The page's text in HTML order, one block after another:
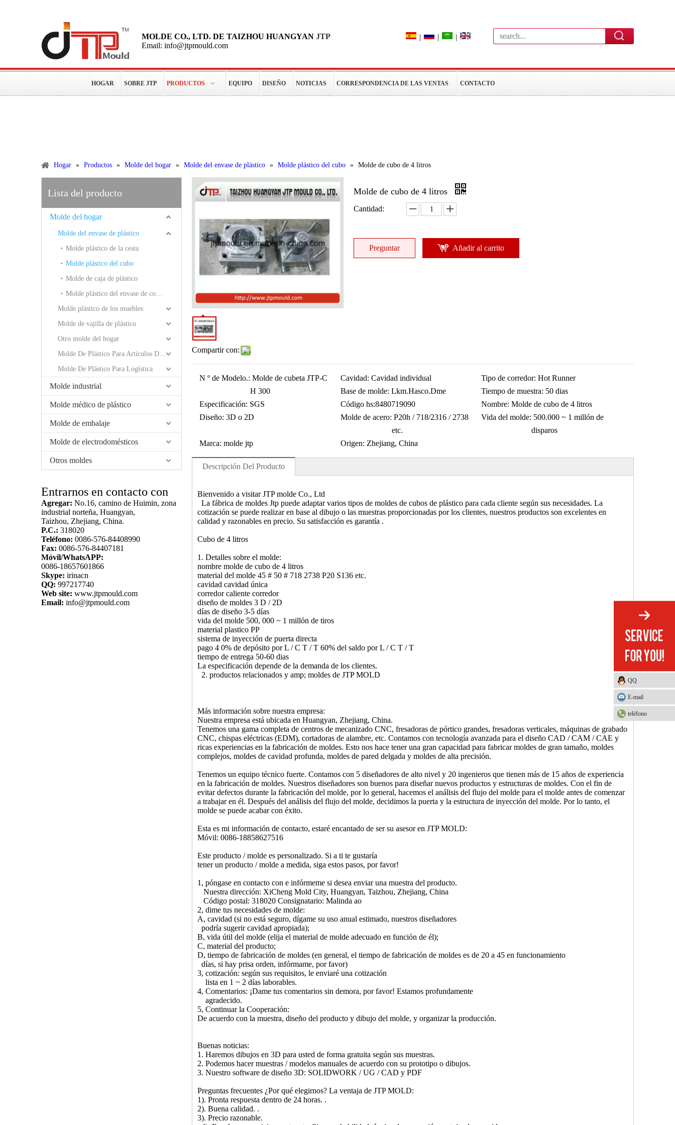
MOLDE CO., LTD. DE TAIZHOU HUANGYAN JTP
Email: info@jtpmould.com
| | |
HOGAR SOBRE JTP PRODUCTOS EQUIPO DISEÑO NOTICIAS CORRESPONDENCIA DE LAS VENTAS CONTACTO
Hogar » Productos » Molde del hogar » Molde del envase de plástico » Molde plástico del cubo » Molde de cubo de 4 litros
Lista del producto
Molde del hogar
Molde del envase de plástico
Molde plástico de la cesta
Molde plástico del cubo
Molde de caja de plástico
Molde plástico del envase de comida
Molde plástico de los muebles
Molde de vajilla de plástico
Otro molde del hogar
Molde De Plástico Para Artículos De Baño
Molde De Plástico Para Logística
Molde industrial
Molde médico de plástico
Molde de embalaje
Molde de electrodomésticos
Otros moldes
Entrarnos en contacto con
Agregar: No.16, camino de Huimin, zona
industrial norteña, Huangyan,
Taizhou, Zhejiang, China.
P.C.: 318020
Teléfono: 0086-576-84408990
Fax: 0086-576-84407181
Móvil/WhatsAPP:
0086-18657601866
Skype: irinacn
QQ: 997217740
Web site: www.jtpmould.com
Email: info@jtpmould.com
Compartir con:
Molde de cubo de 4 litros
Cantidad:
Preguntar Añadir al carrito
N º de Modelo.: Molde de cubeta JTP-C
H 300
Cavidad: Cavidad individual Tipo de corredor: Hot Runner
Base de molde: Lkm.Hasco.Dme Tiempo de muestra: 50 dias
Especificación: SGS Código hs:8480719090 Nombre: Molde de cubo de 4 litros
Diseño: 3D o 2D Molde de acero: P20h / 718/2316 / 2738
etc.
Vida del molde: 500.000 ~ 1 millón de
disparos
Marca: molde jtp Origen: Zhejiang, China
Descripción Del Producto
Bienvenido a visitar JTP molde Co., Ltd
La fábrica de moldes Jtp puede adaptar varios tipos de moldes de cubos de plástico para cada cliente según sus necesidades. La
cotización se puede realizar en base al dibujo o las muestras proporcionadas por los clientes, nuestros productos son excelentes en
calidad y razonables en precio. Su satisfacción es garantía .
Cubo de 4 litros
1. Detalles sobre el molde:
nombre molde de cubo de 4 litros
material del molde 45 # 50 # 718 2738 P20 S136 etc.
cavidad cavidad única
corredor caliente corredor
diseño de moldes 3 D / 2D
días de diseño 3-5 días
vida del molde 500, 000 ~ 1 millón de tiros
material plastico PP
sistema de inyección de puerta directa
pago 4 0% de depósito por L / C T / T 60% del saldo por L / C T / T
tiempo de entrega 50-60 dias
La especificación depende de la demanda de los clientes.
2. productos relacionados y amp; moldes de JTP MOLD
Más información sobre nuestra empresa:
Nuestra empresa está ubicada en Huangyan, Zhejiang, China.
Tenemos una gama completa de centros de mecanizado CNC, fresadoras de pórtico grandes, fresadoras verticales, máquinas de grabado
CNC, chispas eléctricas (EDM), cortadoras de alambre, etc. Contamos con tecnología avanzada para el diseño CAD / CAM / CAE y
ricas experiencias en la fabricación de moldes. Esto nos hace tener una gran capacidad para fabricar moldes de gran tamaño, moldes
complejos, moldes de cavidad profunda, moldes de pared delgada y moldes de alta precisión.
Tenemos un equipo técnico fuerte. Contamos con 5 diseñadores de alto nivel y 20 ingenieros que tienen más de 15 años de experiencia
en la fabricación de moldes. Nuestros diseñadores son buenos para diseñar nuevos productos y estructuras de moldes. Con el fin de
evitar defectos durante la fabricación del molde, por lo general, hacemos el análisis del flujo del molde para el molde antes de comenzar
a trabajar en él. Después del análisis del flujo del molde, decidimos la puerta y la estructura de inyección del molde. Por lo tanto, el
molde se puede acabar con éxito.
Esta es mi información de contacto, estaré encantado de ser su asesor en JTP MOLD:
Móvil: 0086-18858627516
Este producto / molde es personalizado. Si a ti te gustaría
tener un producto / molde a medida, siga estos pasos, por favor!
1, póngase en contacto con e infórmeme si desea enviar una muestra del producto.
Nuestra dirección: XiCheng Mold City, Huangyan, Taizhou, Zhejiang, China
Código postal: 318020 Consignatario: Malinda ao
2, dime tus necesidades de molde:
A, cavidad (si no está seguro, dígame su uso anual estimado, nuestros diseñadores
podría sugerir cavidad apropiada);
B, vida útil del molde (elija el material de molde adecuado en función de él);
C, material del producto;
D, tiempo de fabricación de moldes (en general, el tiempo de fabricación de moldes es de 20 a 45 en funcionamiento
días, si hay prisa orden, infórmame, por favor)
3, cotización: según sus requisitos, le enviaré una cotización
lista en 1 ~ 2 días laborables.
4, Comentarios: ¡Dame tus comentarios sin demora, por favor! Estamos profundamente
agradecido.
5, Continuar la Cooperación:
De acuerdo con la muestra, diseño del producto y dibujo del molde, y organizar la producción.
Buenas noticias:
1. Haremos dibujos en 3D para usted de forma gratuita según sus muestras.
2. Podemos hacer muestras / modelos manuales de acuerdo con su prototipo o dibujos.
3. Nuestro software de diseño 3D: SOLIDWORK / UG / CAD y PDF
Preguntas frecuentes ¿Por qué elegirnos? La ventaja de JTP MOLD:
1). Pronta respuesta dentro de 24 horas. .
2). Buena calidad. .
3). Precio razonable.
QQ
E-mail
teléfono